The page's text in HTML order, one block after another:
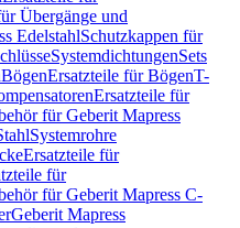
Übergänge und
EdelstahlSchutzkappen für
SystemdichtungenSets
BögenErsatzteile für BögenT-
Ersatzteile für
für Geberit Mapress
Systemrohre
Ersatzteile für
für
für Geberit Mapress C-
Geberit Mapress